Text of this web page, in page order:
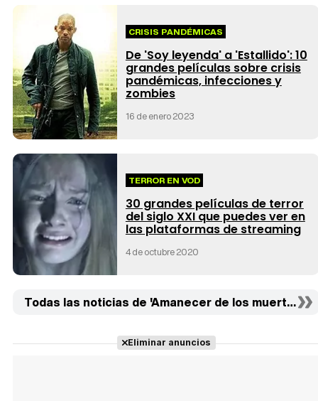
CRISIS PANDÉMICAS
De 'Soy leyenda' a 'Estallido': 10
grandes películas sobre crisis
pandémicas, infecciones y
zombies
16 de enero 2023
TERROR EN VOD
30 grandes películas de terror
del siglo XXI que puedes ver en
las plataformas de streaming
4 de octubre 2020
Todas las noticias de 'Amanecer de los muertos'
Eliminar anuncios